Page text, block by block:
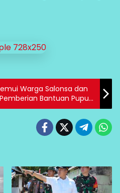
Warga Salonsa dan
Bantuan Pupuk